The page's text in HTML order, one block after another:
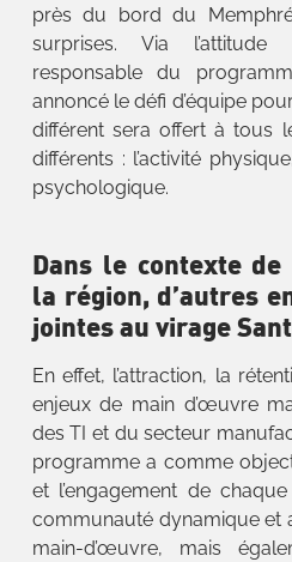
près du bord du
surprises. Via
responsable du
annoncé le défi d’équipe
différent sera offert à tous
différents : l’activité
psychologique.
Dans le contexte
la région, d’autres
jointes au virage
En effet, l’attraction, la
enjeux de main d’œuvre
des TI et du secteur
programme a comme
et l’engagement de
communauté dynamique et
main-d’œuvre, mais